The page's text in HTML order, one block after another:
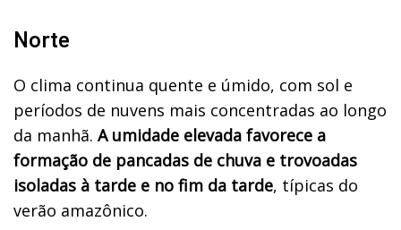
Norte
O clima continua quente e úmido, com sol e
períodos de nuvens mais concentradas ao longo
da manhã. A umidade elevada favorece a
formação de pancadas de chuva e trovoadas
isoladas à tarde e no fim da tarde, típicas do
verão amazônico.